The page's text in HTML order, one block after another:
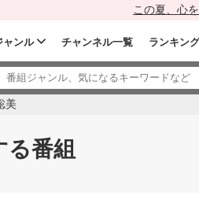
この夏、心
ャンル チャンネル一覧 ランキング
美
番組